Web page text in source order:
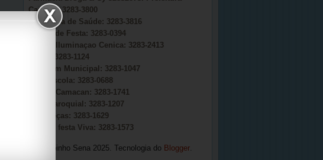
Camacã: 3283-3800
Secretária de Saúde: 3283-3816
Sonho de Festa: 3283-0394
AmmC Iluminaçao Cenica: 3283-2413
CAPS: 3283-1124
Garagem Municipal: 3283-1047
Auto Escola: 3283-0688
Viação Camacan: 3283-1741
Casa Paroquial: 3283-1207
Bike Peças: 3283-1629
Espaço festa Viva: 3283-1573
Jabinho Sena 2025. Tecnologia do Blogger.